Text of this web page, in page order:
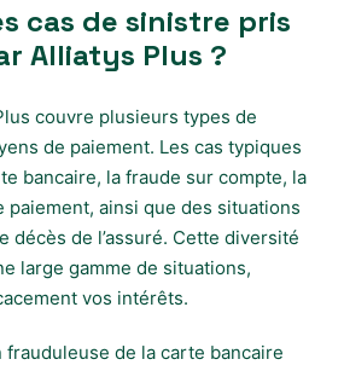
cas de sinistre pris
Alliatys Plus ?
couvre plusieurs types de
de paiement. Les cas typiques
bancaire, la fraude sur compte, la
paiement, ainsi que des situations
décès de l’assuré. Cette diversité
large gamme de situations,
vos intérêts.
de la carte bancaire